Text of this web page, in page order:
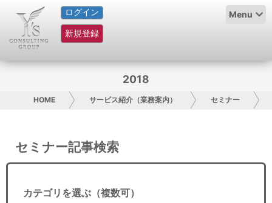
ログイン
新規登録
Menu
HOME
サービス紹介
グループ概要
日本人にPR
2018
HOME サービス紹介（業務案内） セミナー
セミナー記事検索
カテゴリを選ぶ（複数可）